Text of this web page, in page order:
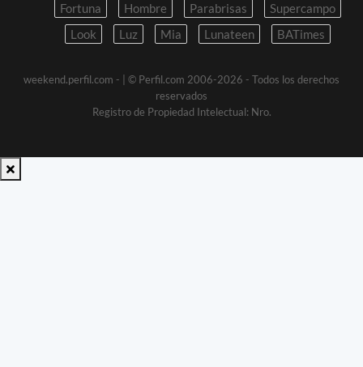
Fortuna
Hombre Parabrisas
Supercampo
Look
Luz Mia Lunateen BATimes
weekend.perfil.com -
| © Perfil.com 2006-2026 - Todos los derechos
reservados
Registro de Propiedad Intelectual: Nro.